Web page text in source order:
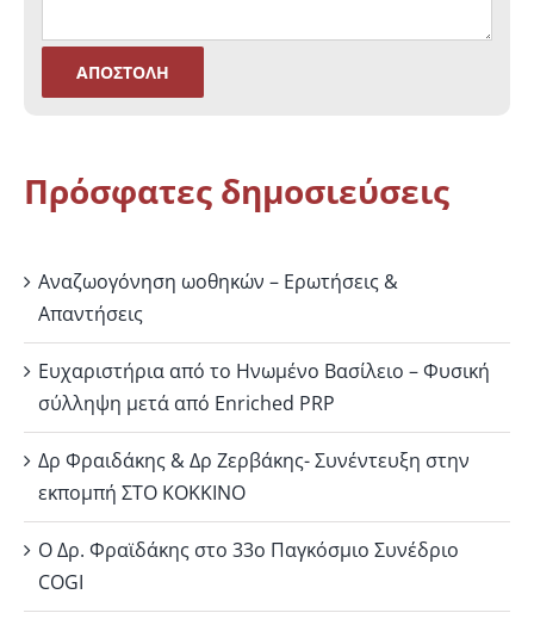
Πρόσφατες δημοσιεύσεις
Αναζωογόνηση ωοθηκών – Ερωτήσεις &
Απαντήσεις
Ευχαριστήρια από το Ηνωμένο Βασίλειο – Φυσική
σύλληψη μετά από Enriched PRP
Δρ Φραιδάκης & Δρ Ζερβάκης- Συνέντευξη στην
εκπομπή ΣΤΟ ΚΟΚΚΙΝΟ
Ο Δρ. Φραϊδάκης στο 33ο Παγκόσμιο Συνέδριο
COGI